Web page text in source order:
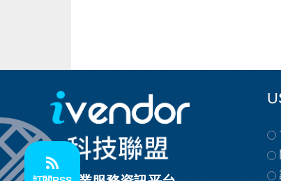
電力電子裝置自動診斷測試系
電池測試系統
直流電源供應器
電子負載
馬達測試
自動變壓器測試系統 / 自動零